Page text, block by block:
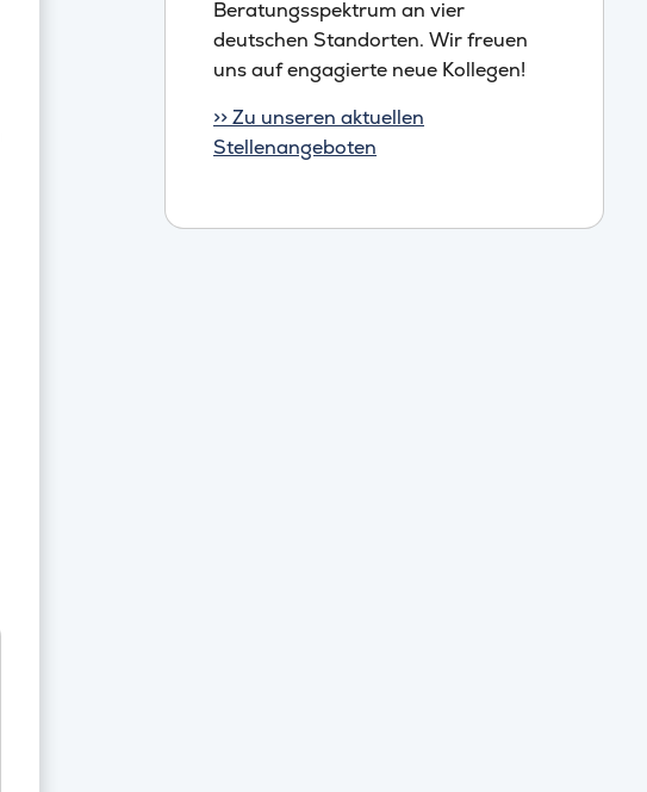
Beratungsspektrum an vier
deutschen Standorten. Wir freuen
uns auf engagierte neue Kollegen!
>> Zu unseren aktuellen
Stellenangeboten